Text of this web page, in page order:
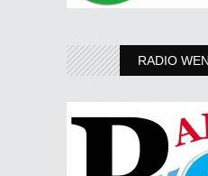
RADIO